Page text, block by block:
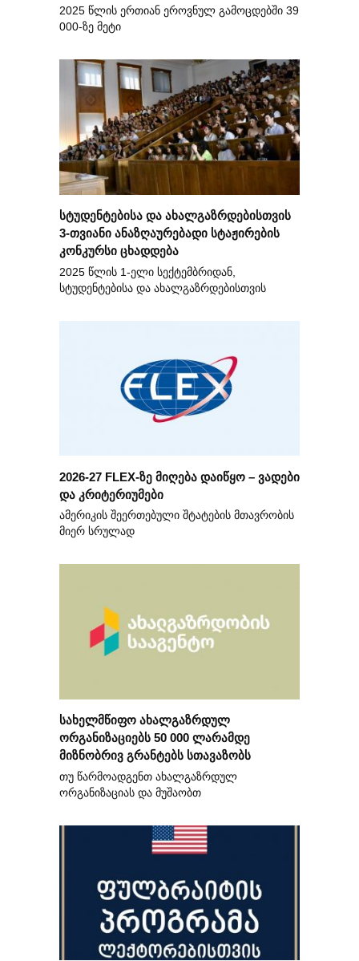
2025 წლის ერთიან ეროვნულ გამოცდებში 39
000-ზე მეტი
სტუდენტებისა და ახალგაზრდებისთვის
3-თვიანი ანაზღაურებადი სტაჟირების
კონკურსი ცხადდება
2025 წლის 1-ელი სექტემბრიდან,
სტუდენტებისა და ახალგაზრდებისთვის
2026-27 FLEX-ზე მიღება დაიწყო – ვადები
და კრიტერიუმები
ამერიკის შეერთებული შტატების მთავრობის
მიერ სრულად
სახელმწიფო ახალგაზრდულ
ორგანიზაციებს 50 000 ლარამდე
მიზნობრივ გრანტებს სთავაზობს
თუ წარმოადგენთ ახალგაზრდულ
ორგანიზაციას და მუშაობთ